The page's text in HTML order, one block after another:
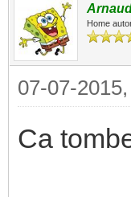
Home
07-07-
Ca